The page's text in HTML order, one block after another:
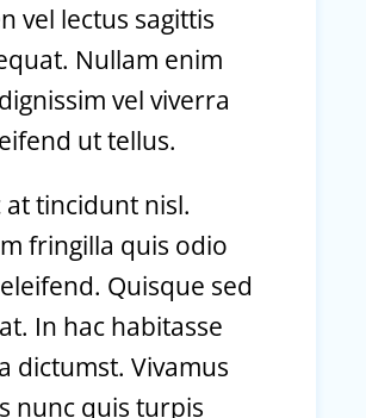
vel lectus sagittis
Nullam enim
vel viverra
ut tellus.
at tincidunt nisl.
fringilla quis odio
Quisque sed
In hac habitasse
dictumst. Vivamus
nunc quis turpis